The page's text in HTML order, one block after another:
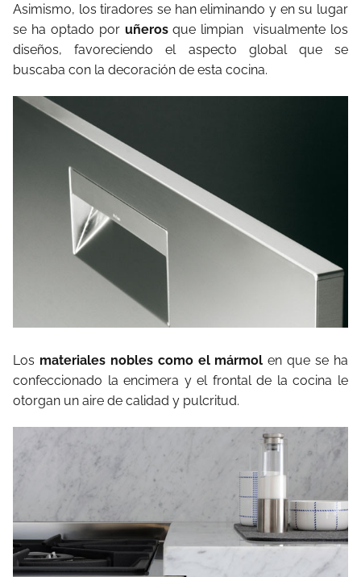
Asimismo, los tiradores se han eliminando y en su lugar
se ha optado por uñerosque limpian visualmente los
diseños, favoreciendo el aspecto global que se
buscaba con la decoración de esta cocina.
Los materiales nobles como el mármol en que se ha
confeccionado la encimera y el frontal de la cocina le
otorgan un aire de calidad y pulcritud.